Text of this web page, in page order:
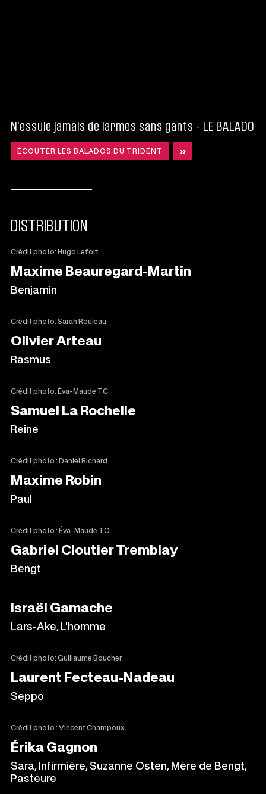
N'essuie jamais de larmes sans gants - LE BALADO
ÉCOUTER LES BALADOS DU TRIDENT
CE
LIEN
NOUVELLE
DISTRIBUTION
Crédit photo: Hugo Lefort
Maxime Beauregard-Martin
Benjamin
Crédit photo: Sarah Rouleau
Olivier Arteau
Rasmus
Crédit photo: Éva-Maude TC
Samuel La Rochelle
Reine
Crédit photo : Daniel Richard
Maxime Robin
Paul
Crédit photo : Éva-Maude TC
Gabriel Cloutier Tremblay
Bengt
Israël Gamache
Lars-Ake, L'homme
Crédit photo: Guillaume Boucher
Laurent Fecteau-Nadeau
Seppo
Crédit photo : Vincent Champoux
Érika Gagnon
Sara, Infirmière, Suzanne Osten, Mère de Bengt,
Pasteure